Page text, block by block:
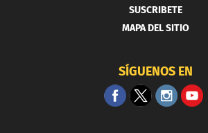
SUSCRIBETE
MAPA DEL SITIO
SÍGUENOS EN